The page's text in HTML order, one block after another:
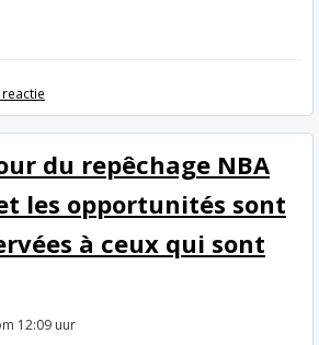
du repêchage NBA
les opportunités sont
à ceux qui sont
12:09 uur